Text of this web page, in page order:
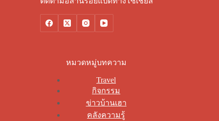
หมวดหมู่บทความ
Travel
กิจกรรม
ข่าวบ้านเฮา
คลังความรู้